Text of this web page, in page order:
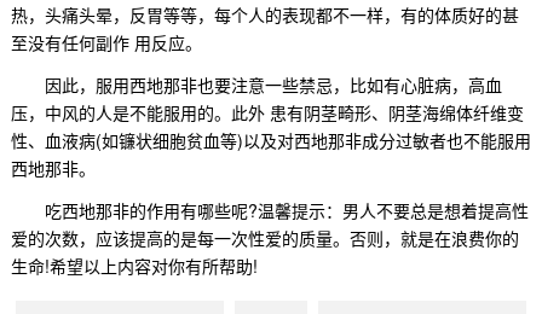
热，头痛头晕，反胃等等，每个人的表现都不一样，有的体质好的甚
至没有任何副作 用反应。
因此，服用西地那非也要注意一些禁忌，比如有心脏病，高血
压，中风的人是不能服用的。此外 患有阴茎畸形、阴茎海绵体纤维变
性、血液病(如镰状细胞贫血等)以及对西地那非成分过敏者也不能服用
西地那非。
吃西地那非的作用有哪些呢?温馨提示：男人不要总是想着提高性
爱的次数，应该提高的是每一次性爱的质量。否则，就是在浪费你的
生命!希望以上内容对你有所帮助!